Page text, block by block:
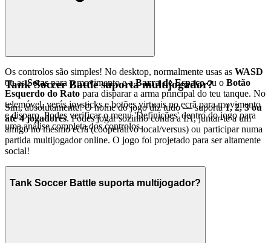
Os controlos são simples! No desktop, normalmente usas as WASD
ou asSetaspara o movimento e aBarra de Espaçoou o Botão
Esquerdo do Rato para disparar a arma principal do teu tanque. No
telemóvel, verás joysticks e botões virtuais no ecrã para movimento
e disparo. Podes verificar o menu 'Definições' dentro do jogo para
uma análise completa dos controlos.
Tank Soccer Battle suporta multijogador?
Sim, absolutamente! O nome do jogo diz tudo — suporta1, 2, 3 ou
até 4 jogadores. Podes jogar sozinho contra a IA, juntar-te a um
amigo no mesmo ecrã (cooperativo local/versus) ou participar numa
partida multijogador online. O jogo foi projetado para ser altamente
social!
Tank Soccer Battle suporta multijogador?